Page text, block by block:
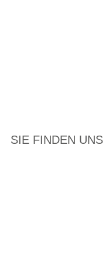
SIE FINDEN UNS